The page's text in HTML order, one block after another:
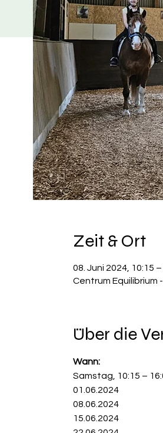
Zeit & Ort
08. Juni 2024, 10:15
Centrum Equilibrium
Über die
Wann:
Samstag, 10:15 –
01.06.2024
08.06.2024
15.06.2024